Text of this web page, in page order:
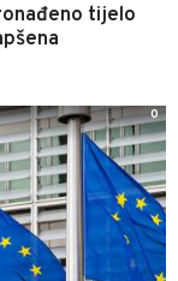
tijelo
0